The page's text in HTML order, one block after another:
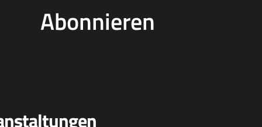
Abonnieren